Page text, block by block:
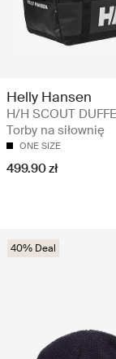
Helly Hansen
H/H SCOUT
Torby na siłownię
ONE SIZE
499.90 zł
40% Deal